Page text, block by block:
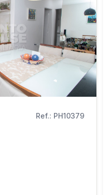
Ref.: PH10379